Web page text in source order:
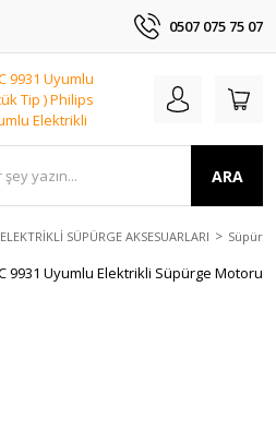
0507 075 75 07
ARA
ELEKTRİKLİ SÜPÜRGE AKSESUARLARI